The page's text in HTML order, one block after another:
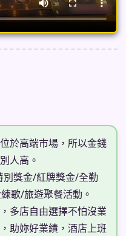
於高端市場，所以金錢
人高。
別獎金/紅牌獎金/全勤
歌/旅遊聚餐活動。
多店自由選擇不怕沒業
助妳好業績，酒店上班